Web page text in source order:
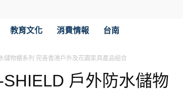
教育文化 消費情報 台南
儲物櫃系列 完善香港戶外及花園家具產品組合
戶外防水儲物